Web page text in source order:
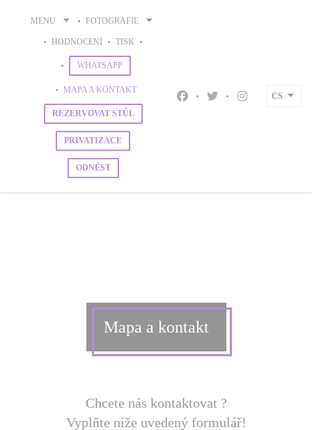
MENU FOTOGRAFIE
HODNOCENÍ TISK
WHATSAPP((OTEVŘE SE V NOVÉM OKNĚ))
MAPA A KONTAKT
REZERVOVAT STŮL
PRIVATIZACE
ODNÉST
Facebook ((otevře se v
Twitter ((otevře se v
Instagram
CS
Mapa a kontakt
Chcete nás kontaktovat ?
Vyplňte níže uvedený formulář!